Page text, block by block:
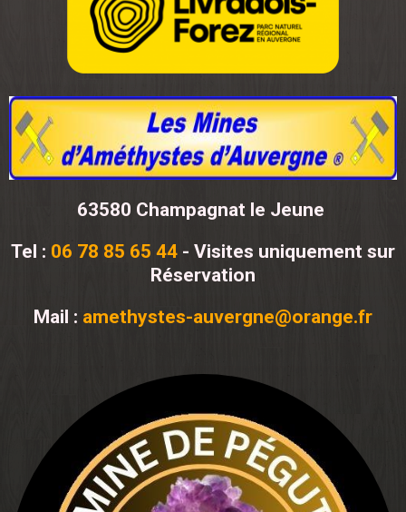
63580 Champagnat le Jeune
Tel : 06 78 85 65 44 - Visites uniquement sur
Réservation
Mail : amethystes-auvergne@orange.fr